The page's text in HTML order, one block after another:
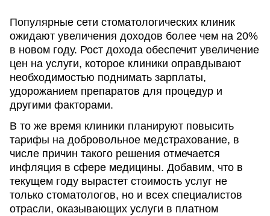
Популярные сети стоматологических клиник
ожидают увеличения доходов более чем на 20%
в новом году. Рост дохода обеспечит увеличение
цен на услуги, которое клиники оправдывают
необходимостью поднимать зарплаты,
удорожанием препаратов для процедур и
другими факторами.
В то же время клиники планируют повысить
тарифы на добровольное медстрахование, в
числе причин такого решения отмечается
инфляция в сфере медицины. Добавим, что в
текущем году вырастет стоимость услуг не
только стоматологов, но и всех специалистов
отрасли, оказывающих услуги в платном